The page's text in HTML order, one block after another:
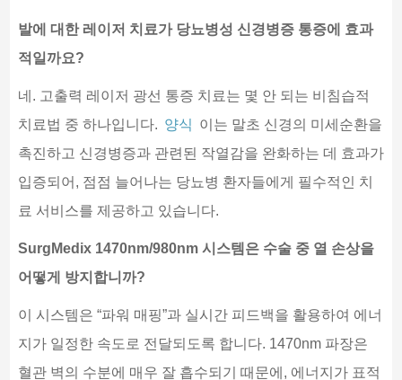
발에 대한 레이저 치료가 당뇨병성 신경병증 통증에 효과
적일까요?
네. 고출력 레이저 광선 통증 치료는 몇 안 되는 비침습적
치료법 중 하나입니다. 양식 이는 말초 신경의 미세순환을
촉진하고 신경병증과 관련된 작열감을 완화하는 데 효과가
입증되어, 점점 늘어나는 당뇨병 환자들에게 필수적인 치
료 서비스를 제공하고 있습니다.
SurgMedix 1470nm/980nm 시스템은 수술 중 열 손상을
어떻게 방지합니까?
이 시스템은 “파워 매핑”과 실시간 피드백을 활용하여 에너
지가 일정한 속도로 전달되도록 합니다. 1470nm 파장은
혈관 벽의 수분에 매우 잘 흡수되기 때문에, 에너지가 표적